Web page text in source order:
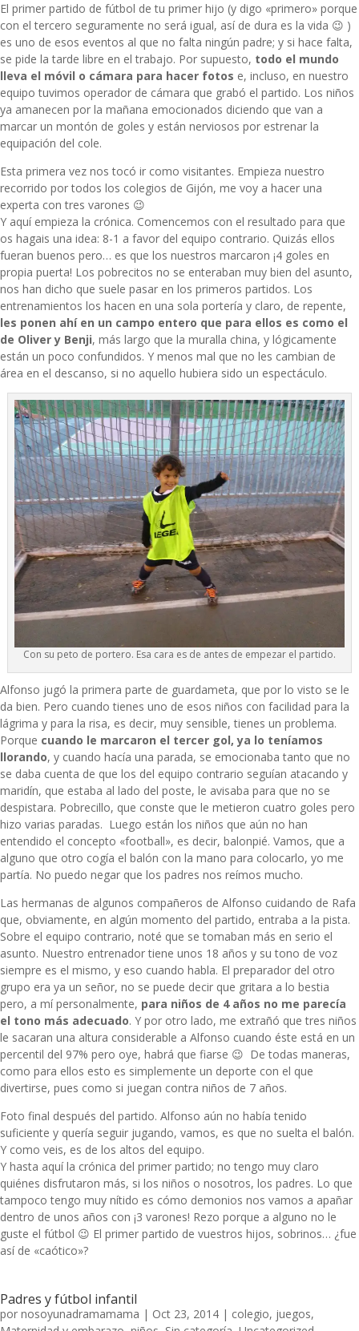
El primer partido de fútbol de tu primer hijo (y digo «primero» porque
con el tercero seguramente no será igual, así de dura es la vida 😉 )
es uno de esos eventos al que no falta ningún padre; y si hace falta,
se pide la tarde libre en el trabajo. Por supuesto, todo el mundo
lleva el móvil o cámara para hacer fotos e, incluso, en nuestro
equipo tuvimos operador de cámara que grabó el partido. Los niños
ya amanecen por la mañana emocionados diciendo que van a
marcar un montón de goles y están nerviosos por estrenar la
equipación del cole.
Esta primera vez nos tocó ir como visitantes. Empieza nuestro
recorrido por todos los colegios de Gijón, me voy a hacer una
experta con tres varones 😉
Y aquí empieza la crónica. Comencemos con el resultado para que
os hagais una idea: 8-1 a favor del equipo contrario. Quizás ellos
fueran buenos pero… es que los nuestros marcaron ¡4 goles en
propia puerta! Los pobrecitos no se enteraban muy bien del asunto,
nos han dicho que suele pasar en los primeros partidos. Los
entrenamientos los hacen en una sola portería y claro, de repente,
les ponen ahí en un campo entero que para ellos es como el
de Oliver y Benji, más largo que la muralla china, y lógicamente
están un poco confundidos. Y menos mal que no les cambian de
área en el descanso, si no aquello hubiera sido un espectáculo.
Con su peto de portero. Esa cara es de antes de empezar el partido.
Alfonso jugó la primera parte de guardameta, que por lo visto se le
da bien. Pero cuando tienes uno de esos niños con facilidad para la
lágrima y para la risa, es decir, muy sensible, tienes un problema.
Porque cuando le marcaron el tercer gol, ya lo teníamos
llorando, y cuando hacía una parada, se emocionaba tanto que no
se daba cuenta de que los del equipo contrario seguían atacando y
maridín, que estaba al lado del poste, le avisaba para que no se
despistara. Pobrecillo, que conste que le metieron cuatro goles pero
hizo varias paradas. Luego están los niños que aún no han
entendido el concepto «football», es decir, balonpié. Vamos, que a
alguno que otro cogía el balón con la mano para colocarlo, yo me
partía. No puedo negar que los padres nos reímos mucho.
Las hermanas de algunos compañeros de Alfonso cuidando de Rafa
que, obviamente, en algún momento del partido, entraba a la pista.
Sobre el equipo contrario, noté que se tomaban más en serio el
asunto. Nuestro entrenador tiene unos 18 años y su tono de voz
siempre es el mismo, y eso cuando habla. El preparador del otro
grupo era ya un señor, no se puede decir que gritara a lo bestia
pero, a mí personalmente, para niños de 4 años no me parecía
el tono más adecuado. Y por otro lado, me extrañó que tres niños
le sacaran una altura considerable a Alfonso cuando éste está en un
percentil del 97% pero oye, habrá que fiarse 😉 De todas maneras,
como para ellos esto es simplemente un deporte con el que
divertirse, pues como si juegan contra niños de 7 años.
Foto final después del partido. Alfonso aún no había tenido
suficiente y quería seguir jugando, vamos, es que no suelta el balón.
Y como veis, es de los altos del equipo.
Y hasta aquí la crónica del primer partido; no tengo muy claro
quiénes disfrutaron más, si los niños o nosotros, los padres. Lo que
tampoco tengo muy nítido es cómo demonios nos vamos a apañar
dentro de unos años con ¡3 varones! Rezo porque a alguno no le
guste el fútbol 😉 El primer partido de vuestros hijos, sobrinos… ¿fue
así de «caótico»?
Padres y fútbol infantil
por nosoyunadramamama | Oct 23, 2014 | colegio, juegos,